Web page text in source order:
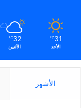
31
℃
الأحد
32
℃
الأثنين
الأشهر